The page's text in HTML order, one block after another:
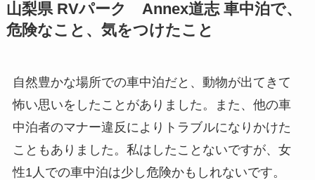
山梨県 RVパーク Annex道志 車中泊で、
危険なこと、気をつけたこと
自然豊かな場所での車中泊だと、動物が出てきて
怖い思いをしたことがありました。また、他の車
中泊者のマナー違反によりトラブルになりかけた
こともありました。私はしたことないですが、女
性1人での車中泊は少し危険かもしれないです。